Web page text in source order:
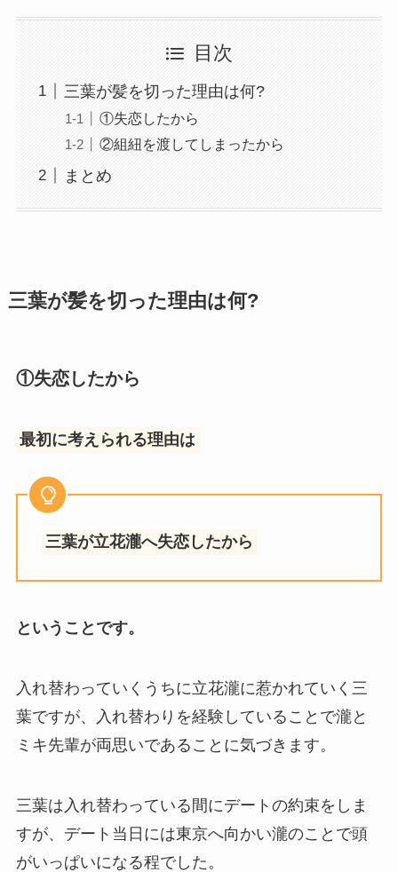
目次
三葉が髪を切った理由は何?
①失恋したから
②組紐を渡してしまったから
まとめ
三葉が髪を切った理由は何?
①失恋したから
最初に考えられる理由は
三葉が立花瀧へ失恋したから
ということです。
入れ替わっていくうちに立花瀧に惹かれていく三
葉ですが、入れ替わりを経験していることで瀧と
ミキ先輩が両思いであることに気づきます。
三葉は入れ替わっている間にデートの約束をしま
すが、デート当日には東京へ向かい瀧のことで頭
がいっぱいになる程でした。